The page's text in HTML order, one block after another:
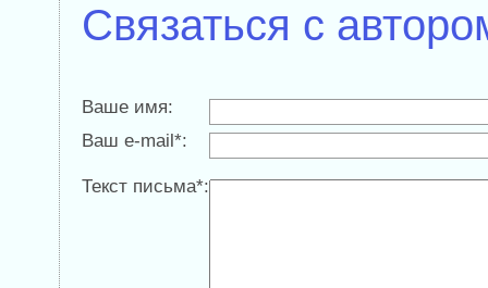
Связаться с
Ваше имя:
Ваш e-mail*:
Текст письма*: